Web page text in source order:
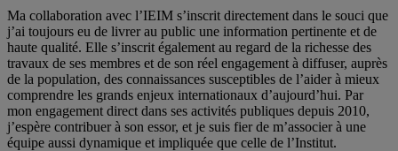
Ma collaboration avec l’IEIM s’inscrit directement dans le souci que
j’ai toujours eu de livrer au public une information pertinente et de
haute qualité. Elle s’inscrit également au regard de la richesse des
travaux de ses membres et de son réel engagement à diffuser, auprès
de la population, des connaissances susceptibles de l’aider à mieux
comprendre les grands enjeux internationaux d’aujourd’hui. Par
mon engagement direct dans ses activités publiques depuis 2010,
j’espère contribuer à son essor, et je suis fier de m’associer à une
équipe aussi dynamique et impliquée que celle de l’Institut.